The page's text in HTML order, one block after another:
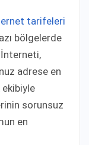
tarifeleri
bölgelerde
İnterneti,
adrese en
sorunsuz
en